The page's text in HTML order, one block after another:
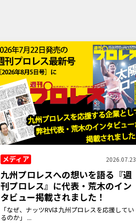
メディア 2026.07.23
九州プロレスへの想いを語る――『週
刊プロレス』に代表・荒木のイン
タビュー掲載されました！
「なぜ、ナッツRVは九州プロレスを応援してい
るのか――」 ...